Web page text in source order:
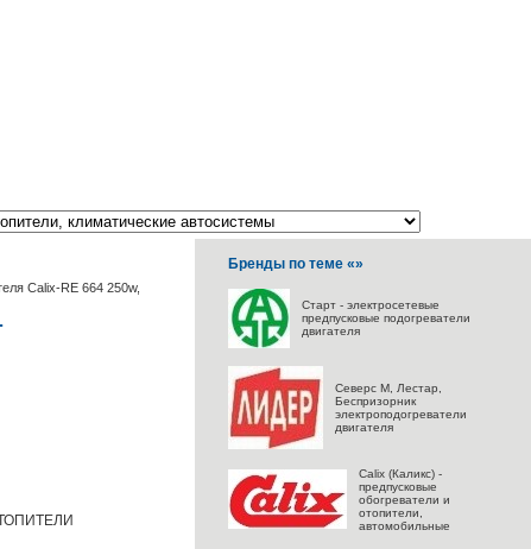
Calix-RE 664 250w,
Бренды по теме «»
Старт - электросетевые
предпусковые подогреватели
двигателя
Северс M, Лестар,
Беспризорник
электроподогреватели
двигателя
Calix (Каликс) -
предпусковые
обогреватели и
отопители,
автомобильные